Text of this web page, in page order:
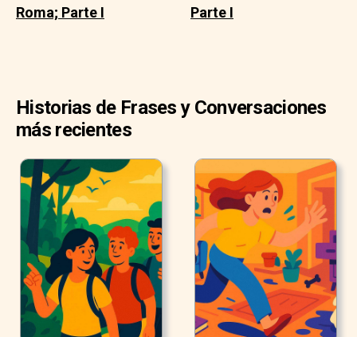
Roma; Parte I
Parte I
Historias de Frases y Conversaciones
más recientes